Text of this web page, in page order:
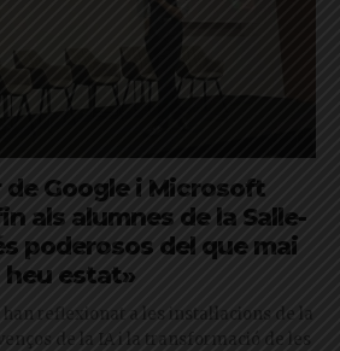
de Google i Microsoft
als alumnes de la Salle-
poderosos del que mai
heu estat»
reflexionat a les instal·lacions de la
de la IA i la transformació de les